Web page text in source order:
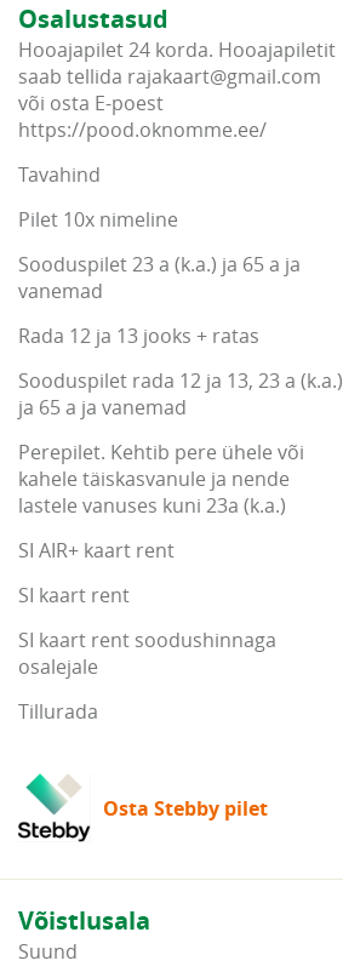
Osalustasud
Hooajapilet 24 korda. Hooajapiletit
saab tellida rajakaart@gmail.com
või osta E-poest
https://pood.oknomme.ee/
Tavahind
Pilet 10x nimeline
Sooduspilet 23 a (k.a.) ja 65 a ja
vanemad
Rada 12 ja 13 jooks + ratas
Sooduspilet rada 12 ja 13, 23 a (k.a.)
ja 65 a ja vanemad
Perepilet. Kehtib pere ühele või
kahele täiskasvanule ja nende
lastele vanuses kuni 23a (k.a.)
SI AIR+ kaart rent
SI kaart rent
SI kaart rent soodushinnaga
osalejale
Tillurada
Osta Stebby pilet
Võistlusala
Suund